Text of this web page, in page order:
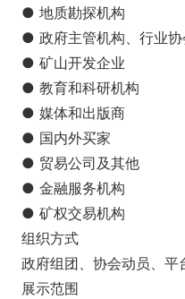
● 地质勘探机构
● 政府主管机构、行业协
● 矿山开发企业
● 教育和科研机构
● 媒体和出版商
● 国内外买家
● 贸易公司及其他
● 金融服务机构
● 矿权交易机构
组织方式
政府组团、协会动员、平
展示范围